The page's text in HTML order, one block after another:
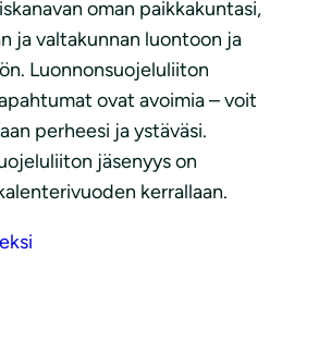
oman paikkakuntasi,
ja valtakunnan luontoon ja
Luonnonsuojeluliiton
ovat avoimia – voit
perheesi ja ystäväsi.
jäsenyys on
kerrallaan.